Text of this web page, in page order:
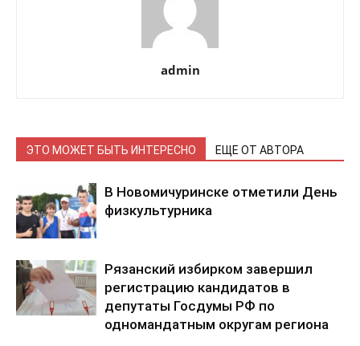
admin
ЭТО МОЖЕТ БЫТЬ ИНТЕРЕСНО ЕЩЕ ОТ АВТОРА
В Новомичуринске отметили День
физкультурника
Рязанский избирком завершил
регистрацию кандидатов в
депутаты Госдумы РФ по
одномандатным округам региона